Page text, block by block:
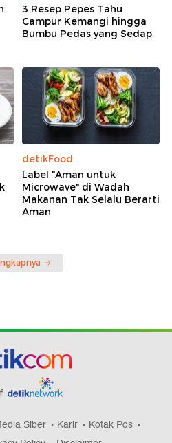
3 Resep Pepes Tahu
Campur Kemangi hingga
Bumbu Pedas yang Sedap
detikFood
Label "Aman untuk
Microwave" di Wadah
Makanan Tak Selalu Berarti
Aman
Siber Karir
Kotak Pos